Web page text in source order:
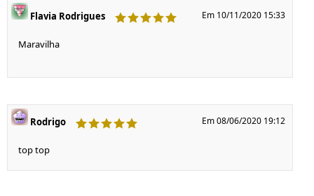
Flavia Rodrigues Em 10/11/2020 15:33
Maravilha
Rodrigo Em 08/06/2020 19:12
top top